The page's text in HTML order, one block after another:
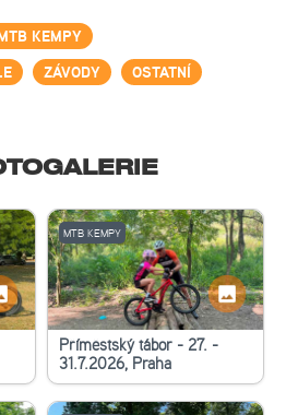
MTB KEMPY
ZÁVODY OSTATNÍ
MTB KEMPY
Příměstský tábor - 27. -
31.7.2026, Praha